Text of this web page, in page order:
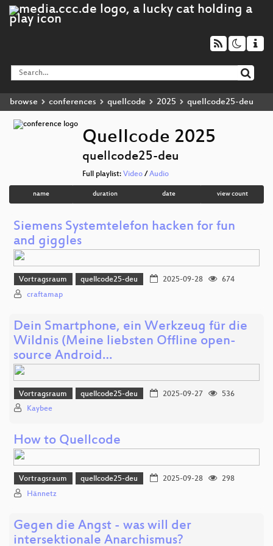
browse conferences quellcode 2025 quellcode25-deu
QueIIcode 2025
quellcode25-deu
Full playlist: Video / Audio
name duration date view count
Siemens Systemtelefon hacken for fun
and giggles
Vortragsraum quellcode25-deu 2025-09-28
674
craftamap
Dein Smartphone, ein Werkzeug für die
Wildnis (Meine liebsten Offline open-
source Android…
Vortragsraum quellcode25-deu 2025-09-27
536
Kaybee
How to Quellcode
Vortragsraum quellcode25-deu 2025-09-28
298
Hännetz
Gegen die Angst - was will der
intersektionale Anarchismus?